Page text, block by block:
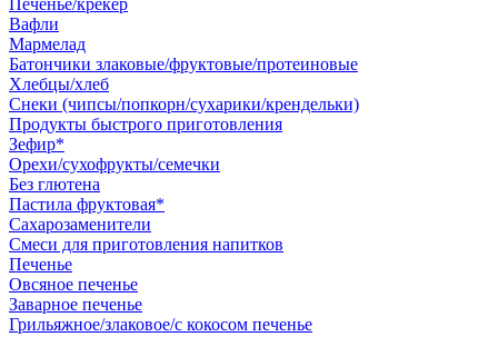
Печенье/крекер
Вафли
Мармелад
Батончики злаковые/фруктовые/протеиновые
Хлебцы/хлеб
Снеки (чипсы/попкорн/сухарики/крендельки)
Продукты быстрого приготовления
Зефир*
Орехи/сухофрукты/семечки
Без глютена
Пастила фруктовая*
Сахарозаменители
Смеси для приготовления напитков
Печенье
Овсяное печенье
Заварное печенье
Грильяжное/злаковое/с кокосом печенье